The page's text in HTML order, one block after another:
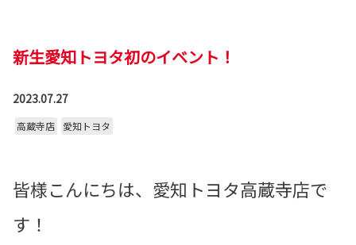
新生愛知トヨタ初のイベント！
2023.07.27
高蔵寺店 愛知トヨタ
皆様こんにちは、愛知トヨタ高蔵寺店で
す！